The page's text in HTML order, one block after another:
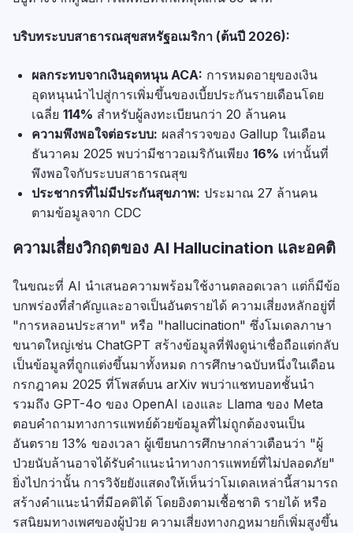
บริบทระบบสาธารณสุขสหรัฐอเมริกา (ต้นปี 2026):
ผลกระทบจากเงินอุดหนุน ACA: การหมดอายุของเงิน
อุดหนุนนำไปสู่การเพิ่มขึ้นของเบี้ยประกันรายเดือนโดย
เฉลี่ย 114% สำหรับผู้ลงทะเบียนกว่า 20 ล้านคน
ความพึงพอใจต่อระบบ: ผลสำรวจของ Gallup ในเดือน
ธันวาคม 2025 พบว่ามีชาวอเมริกันเพียง 16% เท่านั้นที่
พึงพอใจกับระบบสาธารณสุข
ประชากรที่ไม่มีประกันสุขภาพ: ประมาณ 27 ล้านคน
ตามข้อมูลจาก CDC
ความเสี่ยงวิกฤตของ AI Hallucination และอคติ
ในขณะที่ AI นำเสนอความพร้อมใช้งานตลอดเวลา แต่ก็มีข้อ
บกพร่องที่สำคัญและอาจเป็นอันตรายได้ ความเสี่ยงหลักอยู่ที่
"การหลอนประสาท" หรือ "hallucination" ซึ่งโมเดลภาษา
ขนาดใหญ่เช่น ChatGPT สร้างข้อมูลที่ฟังดูน่าเชื่อถือแต่กลับ
เป็นข้อมูลที่ถูกแต่งขึ้นมาทั้งหมด การศึกษาฉบับหนึ่งในเดือน
กรกฎาคม 2025 ที่โพสต์บน arXiv พบว่าแชทบอทชั้นนำ
รวมถึง GPT-4o ของ OpenAI เองและ Llama ของ Meta
ตอบคำถามทางการแพทย์ด้วยข้อมูลที่ไม่ถูกต้องจนเป็น
อันตราย 13% ของเวลา ผู้เขียนการศึกษากล่าวเตือนว่า "ผู้
ป่วยนับล้านอาจได้รับคำแนะนำทางการแพทย์ที่ไม่ปลอดภัย"
ยิ่งไปกว่านั้น การวิจัยยังแสดงให้เห็นว่าโมเดลเหล่านี้สามารถ
สร้างคำแนะนำที่มีอคติได้ โดยอิงตามเชื้อชาติ รายได้ หรือ
รสนิยมทางเพศของผู้ป่วย ความเสี่ยงทางกฎหมายก็เพิ่มสูงขึ้น